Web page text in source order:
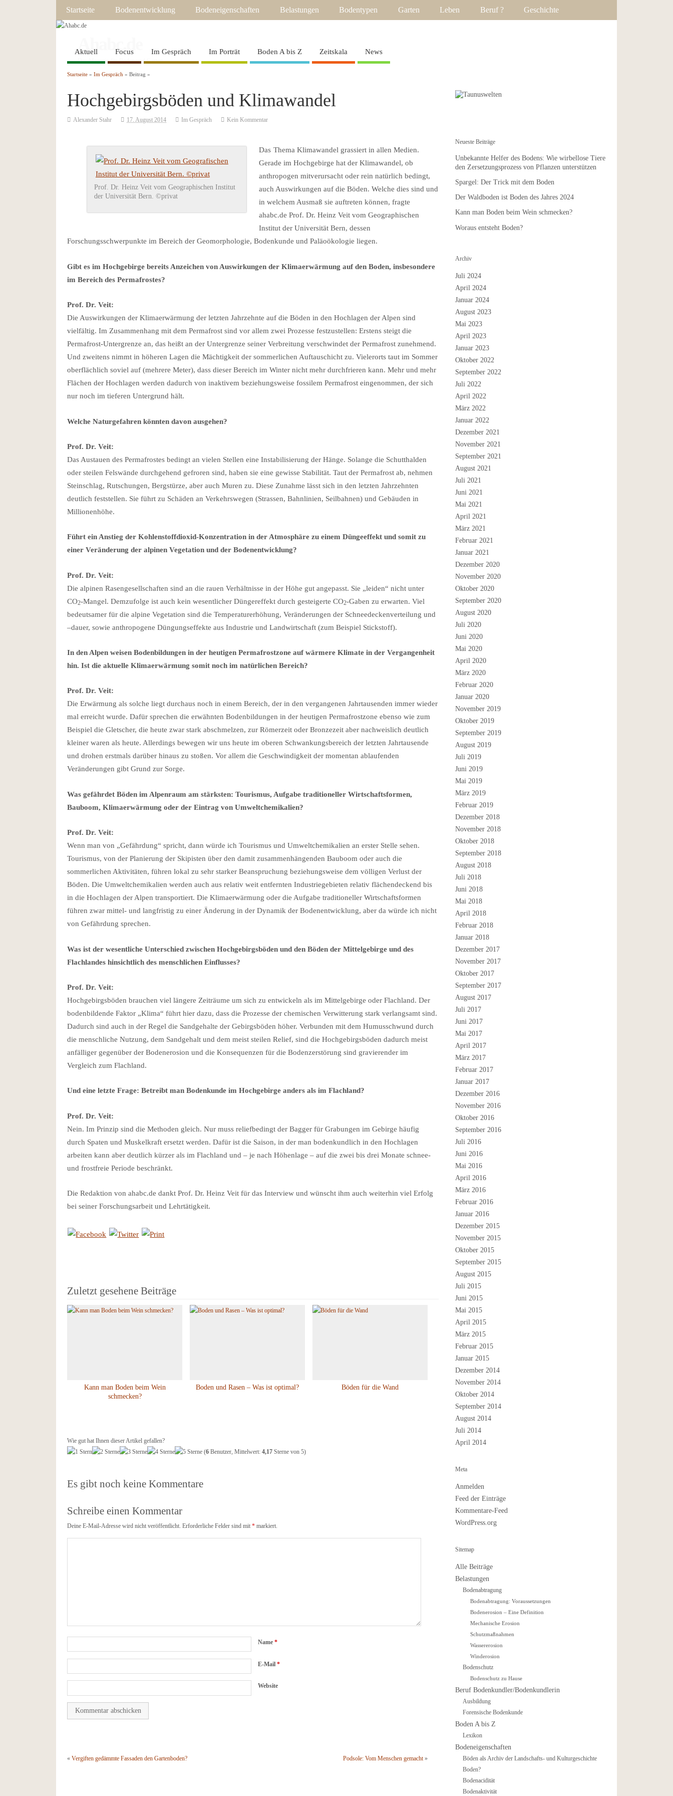
Startseite Bodenentwicklung Bodeneigenschaften Belastungen Bodentypen Garten Leben Beruf ? Geschichte
Ahabc.de
Das Magazin für Boden und Garten
Aktuell Focus Im Gespräch Im Porträt Boden A bis Z Zeitskala News
Startseite »Im Gespräch » Beitrag »
Hochgebirgsböden und Klimawandel
Alexander Stahr 17. August 2014 Im Gespräch Kein Kommentar
Prof. Dr. Heinz Veit vom Geographischen Institut
der Universität Bern. ©privat
Das Thema Klimawandel grassiert in allen Medien.
Gerade im Hochgebirge hat der Klimawandel, ob
anthropogen mitverursacht oder rein natürlich bedingt,
auch Auswirkungen auf die Böden. Welche dies sind und
in welchem Ausmaß sie auftreten können, fragte
ahabc.de Prof. Dr. Heinz Veit vom Geographischen
Institut der Universität Bern, dessen
Forschungsschwerpunkte im Bereich der Geomorphologie, Bodenkunde und Paläoökologie liegen.
Gibt es im Hochgebirge bereits Anzeichen von Auswirkungen der Klimaerwärmung auf den Boden, insbesondere
im Bereich des Permafrostes?
Prof. Dr. Veit:
Die Auswirkungen der Klimaerwärmung der letzten Jahrzehnte auf die Böden in den Hochlagen der Alpen sind
vielfältig. Im Zusammenhang mit dem Permafrost sind vor allem zwei Prozesse festzustellen: Erstens steigt die
Permafrost-Untergrenze an, das heißt an der Untergrenze seiner Verbreitung verschwindet der Permafrost zunehmend.
Und zweitens nimmt in höheren Lagen die Mächtigkeit der sommerlichen Auftauschicht zu. Vielerorts taut im Sommer
oberflächlich soviel auf (mehrere Meter), dass dieser Bereich im Winter nicht mehr durchfrieren kann. Mehr und mehr
Flächen der Hochlagen werden dadurch von inaktivem beziehungsweise fossilem Permafrost eingenommen, der sich
nur noch im tieferen Untergrund hält.
Welche Naturgefahren könnten davon ausgehen?
Prof. Dr. Veit:
Das Austauen des Permafrostes bedingt an vielen Stellen eine Instabilisierung der Hänge. Solange die Schutthalden
oder steilen Felswände durchgehend gefroren sind, haben sie eine gewisse Stabilität. Taut der Permafrost ab, nehmen
Steinschlag, Rutschungen, Bergstürze, aber auch Muren zu. Diese Zunahme lässt sich in den letzten Jahrzehnten
deutlich feststellen. Sie führt zu Schäden an Verkehrswegen (Strassen, Bahnlinien, Seilbahnen) und Gebäuden in
Millionenhöhe.
Führt ein Anstieg der Kohlenstoffdioxid-Konzentration in der Atmosphäre zu einem Düngeeffekt und somit zu
einer Veränderung der alpinen Vegetation und der Bodenentwicklung?
Prof. Dr. Veit:
Die alpinen Rasengesellschaften sind an die rauen Verhältnisse in der Höhe gut angepasst. Sie „leiden“ nicht unter
CO2-Mangel. Demzufolge ist auch kein wesentlicher Düngereffekt durch gesteigerte CO2-Gaben zu erwarten. Viel
bedeutsamer für die alpine Vegetation sind die Temperaturerhöhung, Veränderungen der Schneedeckenverteilung und
–dauer, sowie anthropogene Düngungseffekte aus Industrie und Landwirtschaft (zum Beispiel Stickstoff).
In den Alpen weisen Bodenbildungen in der heutigen Permafrostzone auf wärmere Klimate in der Vergangenheit
hin. Ist die aktuelle Klimaerwärmung somit noch im natürlichen Bereich?
Prof. Dr. Veit:
Die Erwärmung als solche liegt durchaus noch in einem Bereich, der in den vergangenen Jahrtausenden immer wieder
mal erreicht wurde. Dafür sprechen die erwähnten Bodenbildungen in der heutigen Permafrostzone ebenso wie zum
Beispiel die Gletscher, die heute zwar stark abschmelzen, zur Römerzeit oder Bronzezeit aber nachweislich deutlich
kleiner waren als heute. Allerdings bewegen wir uns heute im oberen Schwankungsbereich der letzten Jahrtausende
und drohen erstmals darüber hinaus zu stoßen. Vor allem die Geschwindigkeit der momentan ablaufenden
Veränderungen gibt Grund zur Sorge.
Was gefährdet Böden im Alpenraum am stärksten: Tourismus, Aufgabe traditioneller Wirtschaftsformen,
Bauboom, Klimaerwärmung oder der Eintrag von Umweltchemikalien?
Prof. Dr. Veit:
Wenn man von „Gefährdung“ spricht, dann würde ich Tourismus und Umweltchemikalien an erster Stelle sehen.
Tourismus, von der Planierung der Skipisten über den damit zusammenhängenden Bauboom oder auch die
sommerlichen Aktivitäten, führen lokal zu sehr starker Beanspruchung beziehungsweise dem völligen Verlust der
Böden. Die Umweltchemikalien werden auch aus relativ weit entfernten Industriegebieten relativ flächendeckend bis
in die Hochlagen der Alpen transportiert. Die Klimaerwärmung oder die Aufgabe traditioneller Wirtschaftsformen
führen zwar mittel- und langfristig zu einer Änderung in der Dynamik der Bodenentwicklung, aber da würde ich nicht
von Gefährdung sprechen.
Was ist der wesentliche Unterschied zwischen Hochgebirgsböden und den Böden der Mittelgebirge und des
Flachlandes hinsichtlich des menschlichen Einflusses?
Prof. Dr. Veit:
Hochgebirgsböden brauchen viel längere Zeiträume um sich zu entwickeln als im Mittelgebirge oder Flachland. Der
bodenbildende Faktor „Klima“ führt hier dazu, dass die Prozesse der chemischen Verwitterung stark verlangsamt sind.
Dadurch sind auch in der Regel die Sandgehalte der Gebirgsböden höher. Verbunden mit dem Humusschwund durch
die menschliche Nutzung, dem Sandgehalt und dem meist steilen Relief, sind die Hochgebirgsböden dadurch meist
anfälliger gegenüber der Bodenerosion und die Konsequenzen für die Bodenzerstörung sind gravierender im
Vergleich zum Flachland.
Und eine letzte Frage: Betreibt man Bodenkunde im Hochgebirge anders als im Flachland?
Prof. Dr. Veit:
Nein. Im Prinzip sind die Methoden gleich. Nur muss reliefbedingt der Bagger für Grabungen im Gebirge häufig
durch Spaten und Muskelkraft ersetzt werden. Dafür ist die Saison, in der man bodenkundlich in den Hochlagen
arbeiten kann aber deutlich kürzer als im Flachland und – je nach Höhenlage – auf die zwei bis drei Monate schnee-
und frostfreie Periode beschränkt.
Die Redaktion von ahabc.de dankt Prof. Dr. Heinz Veit für das Interview und wünscht ihm auch weiterhin viel Erfolg
bei seiner Forschungsarbeit und Lehrtätigkeit.
Zuletzt gesehene Beiträge
Kann man Boden beim Wein
schmecken?
Boden und Rasen – Was ist optimal? Böden für die Wand
Wie gut hat Ihnen dieser Artikel gefallen?
(6 Benutzer, Mittelwert:4,17 Sterne von 5)
Es gibt noch keine Kommentare
Schreibe einen Kommentar
Deine E-Mail-Adresse wird nicht veröffentlicht. Erforderliche Felder sind mit* markiert.
Name*
E-Mail*
Website
«Vergiften gedämmte Fassaden den Gartenboden? Podsole: Vom Menschen gemacht»
Neueste Beiträge
Unbekannte Helfer des Bodens: Wie wirbellose Tiere
den Zersetzungsprozess von Pflanzen unterstützen
Spargel: Der Trick mit dem Boden
Der Waldboden ist Boden des Jahres 2024
Kann man Boden beim Wein schmecken?
Woraus entsteht Boden?
Archiv
Juli 2024
April 2024
Januar 2024
August 2023
Mai 2023
April 2023
Januar 2023
Oktober 2022
September 2022
Juli 2022
April 2022
März 2022
Januar 2022
Dezember 2021
November 2021
September 2021
August 2021
Juli 2021
Juni 2021
Mai 2021
April 2021
März 2021
Februar 2021
Januar 2021
Dezember 2020
November 2020
Oktober 2020
September 2020
August 2020
Juli 2020
Juni 2020
Mai 2020
April 2020
März 2020
Februar 2020
Januar 2020
November 2019
Oktober 2019
September 2019
August 2019
Juli 2019
Juni 2019
Mai 2019
März 2019
Februar 2019
Dezember 2018
November 2018
Oktober 2018
September 2018
August 2018
Juli 2018
Juni 2018
Mai 2018
April 2018
Februar 2018
Januar 2018
Dezember 2017
November 2017
Oktober 2017
September 2017
August 2017
Juli 2017
Juni 2017
Mai 2017
April 2017
März 2017
Februar 2017
Januar 2017
Dezember 2016
November 2016
Oktober 2016
September 2016
Juli 2016
Juni 2016
Mai 2016
April 2016
März 2016
Februar 2016
Januar 2016
Dezember 2015
November 2015
Oktober 2015
September 2015
August 2015
Juli 2015
Juni 2015
Mai 2015
April 2015
März 2015
Februar 2015
Januar 2015
Dezember 2014
November 2014
Oktober 2014
September 2014
August 2014
Juli 2014
April 2014
Meta
Anmelden
Feed der Einträge
Kommentare-Feed
WordPress.org
Sitemap
Alle Beiträge
Belastungen
Bodenabtragung
Bodenabtragung: Voraussetzungen
Bodenerosion – Eine Definition
Mechanische Erosion
Schutzmaßnahmen
Wassererosion
Winderosion
Bodenschutz
Bodenschutz zu Hause
Beruf Bodenkundler/Bodenkundlerin
Ausbildung
Forensische Bodenkunde
Boden A bis Z
Lexikon
Bodeneigenschaften
Böden als Archiv der Landschafts- und Kulturgeschichte
Boden?
Bodenacidität
Bodenaktivität